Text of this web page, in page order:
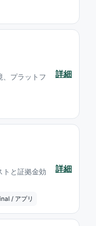
、プラットフ
詳細
トと証拠金効
/ アプリ
詳細